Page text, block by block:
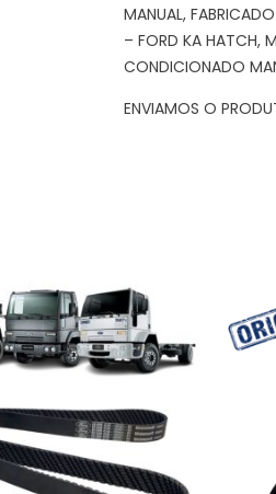
MANUAL,
– FORD KA HATCH,
CONDICIONADO
ENVIAMOS O